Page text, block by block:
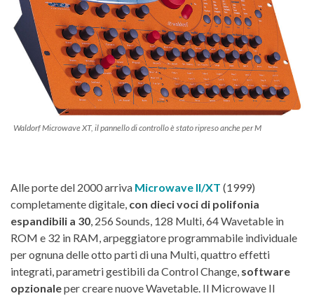
Waldorf Microwave XT, il pannello di controllo è stato ripreso anche per M
Alle porte del 2000 arriva Microwave II/XT (1999)
completamente digitale, con dieci voci di polifonia
espandibili a 30, 256 Sounds, 128 Multi, 64 Wavetable in
ROM e 32 in RAM, arpeggiatore programmabile individuale
per ognuna delle otto parti di una Multi, quattro effetti
integrati, parametri gestibili da Control Change, software
opzionaleper creare nuove Wavetable. Il Microwave II